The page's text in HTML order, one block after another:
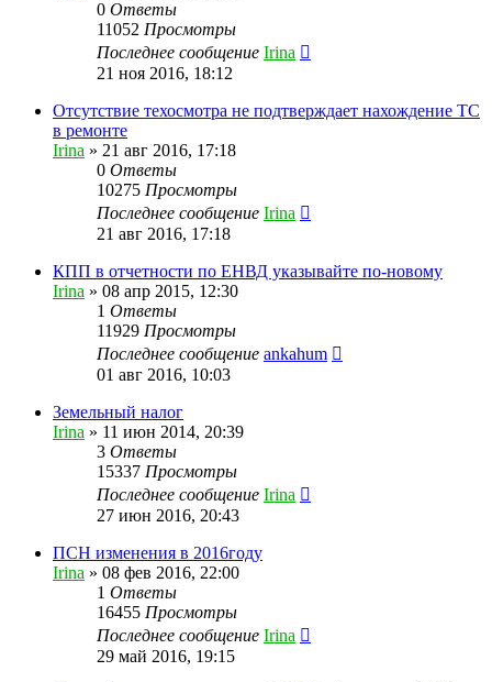
0 Ответы
11052 Просмотры
Последнее сообщение Irina
21 ноя 2016, 18:12
Отсутствие техосмотра не подтверждает нахождение ТС
в ремонте
Irina » 21 авг 2016, 17:18
0 Ответы
10275 Просмотры
Последнее сообщение Irina
21 авг 2016, 17:18
КПП в отчетности по ЕНВД указывайте по-новому
Irina » 08 апр 2015, 12:30
1 Ответы
11929 Просмотры
Последнее сообщение ankahum
01 авг 2016, 10:03
Земельный налог
Irina » 11 июн 2014, 20:39
3 Ответы
15337 Просмотры
Последнее сообщение Irina
27 июн 2016, 20:43
ПСН изменения в 2016году
Irina » 08 фев 2016, 22:00
1 Ответы
16455 Просмотры
Последнее сообщение Irina
29 май 2016, 19:15